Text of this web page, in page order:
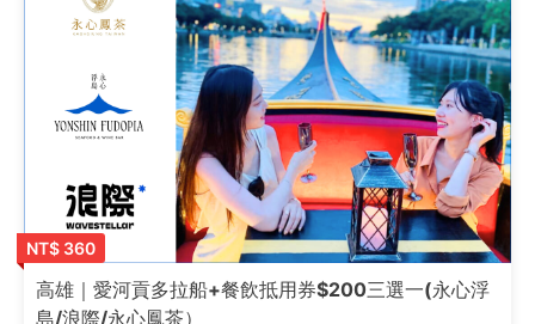
NT$ 360
高雄｜愛河貢多拉船+餐飲抵用券$200三選一(永心浮
島/浪際/永心鳳茶）